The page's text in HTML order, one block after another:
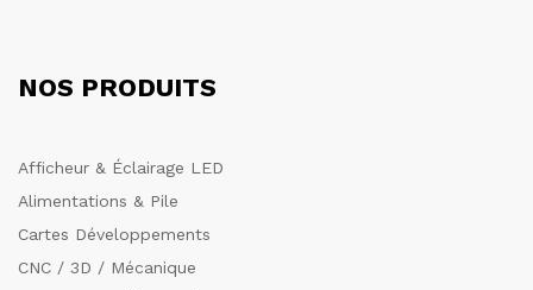
NOS PRODUITS
Afficheur & Éclairage LED
Alimentations & Pile
Cartes Développements
CNC / 3D / Mécanique